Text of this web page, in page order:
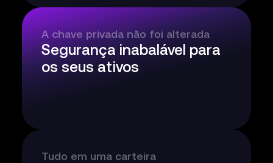
A chave privada não foi alterada
Segurança inabalável para
os seus ativos
Tudo em uma carteira